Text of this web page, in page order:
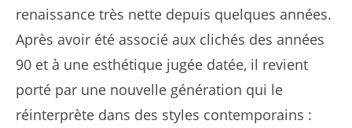
renaissance très nette depuis quelques années.
Après avoir été associé aux clichés des années
90 et à une esthétique jugée datée, il revient
porté par une nouvelle génération qui le
réinterprète dans des styles contemporains :